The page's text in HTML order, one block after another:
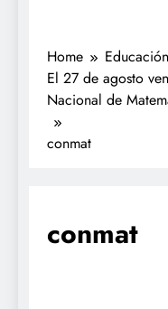
Home
Educación
El 27 de agosto
Nacional de
conmat
conmat